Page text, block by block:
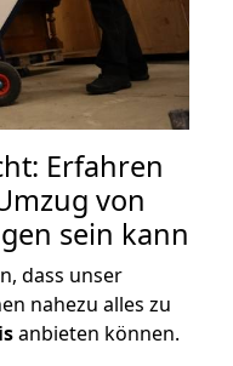
Erfahren
von
sein kann
dass unser
nahezu alles zu
anbieten können.